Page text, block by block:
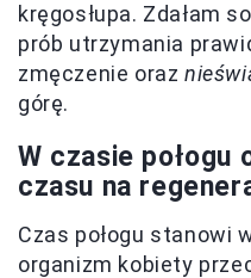
kręgosłupa. Zdałam
prób utrzymania
zmęczenie oraz
górę.
W czasie połogu
czasu na
Czas połogu stanowi
organizm kobiety